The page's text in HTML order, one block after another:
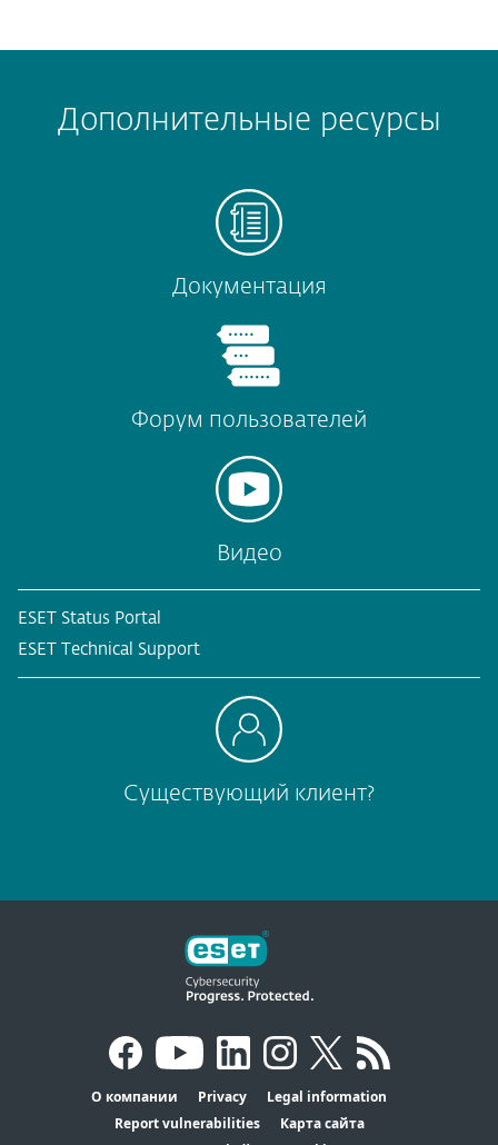
Дополнительные ресурсы
Документация
Форум пользователей
Видео
ESET Status Portal
ESET Technical Support
Существующий клиент?
О компании Privacy
Legal information
Report vulnerabilities
Карта сайта